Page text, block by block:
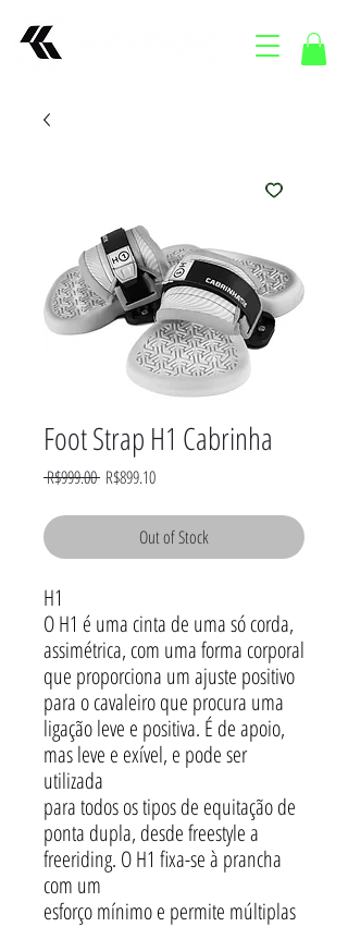
Foot Strap H1 Cabrinha
R$999.00 Regular
R$899.10Sale
Out of Stock
H1
O H1 é uma cinta de uma só corda,
assimétrica, com uma forma corporal
que proporciona um ajuste positivo
para o cavaleiro que procura uma
ligação leve e positiva. É de apoio,
mas leve e exível, e pode ser
utilizada
para todos os tipos de equitação de
ponta dupla, desde freestyle a
freeriding. O H1 fixa-se à prancha
com um
esforço mínimo e permite múltiplas